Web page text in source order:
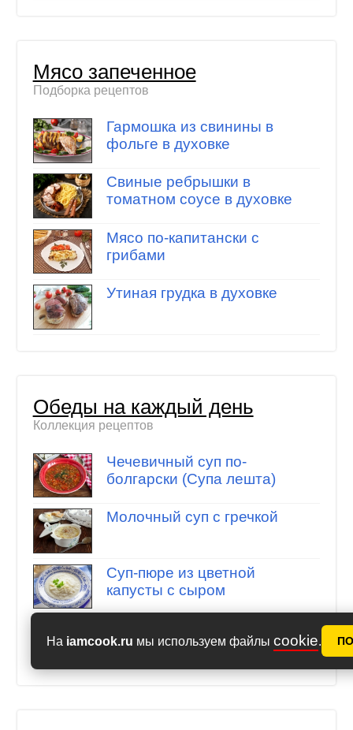
На iamcook.ru мы используем файлы cookie.
Мясо запеченное
Подборка рецептов
Гармошка из свинины в
фольге в духовке
Свиные ребрышки в
томатном соусе в духовке
Мясо по-капитански с
грибами
Утиная грудка в духовке
Обеды на каждый день
Коллекция рецептов
Чечевичный суп по-
болгарски (Супа лешта)
Молочный суп с гречкой
Суп-пюре из цветной
капусты с сыром